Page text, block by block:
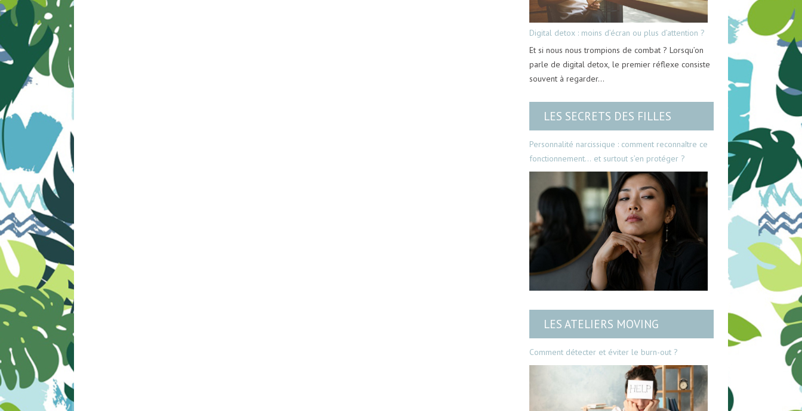
Digital detox : moins d’écran ou plus d’attention ?
Et si nous nous trompions de combat ? Lorsqu’on
parle de digital detox, le premier réflexe consiste
souvent à regarder…
LES SECRETS DES FILLES
Personnalité narcissique : comment reconnaître ce
fonctionnement… et surtout s’en protéger ?
LES ATELIERS MOVING
Comment détecter et éviter le burn-out ?